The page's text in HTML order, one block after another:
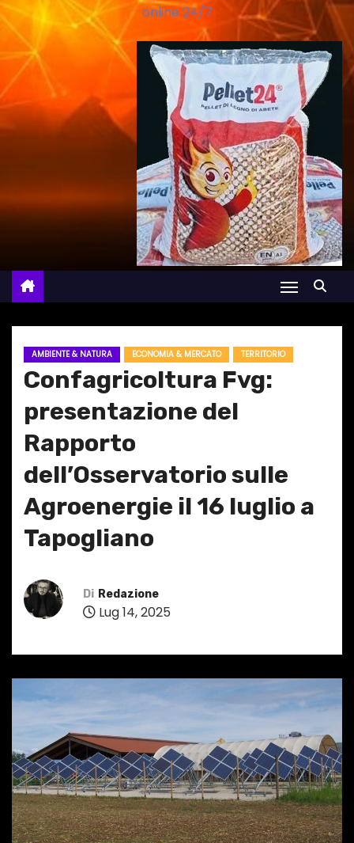
online 24/7
AMBIENTE & NATURA ECONOMIA & MERCATO TERRITORIO
Confagricoltura Fvg:
presentazione del
Rapporto
dell’Osservatorio sulle
Agroenergie il 16 luglio a
Tapogliano
Di Redazione
Lug 14, 2025